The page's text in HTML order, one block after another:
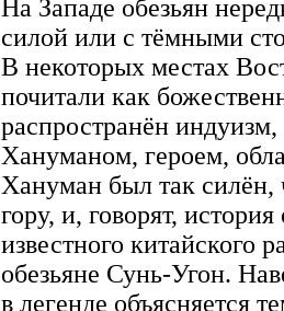
На Западе обезьян
силой или с тёмными
В некоторых местах
почитали как
распространён
Хануманом, героем,
Хануман был так силён,
гору, и, говорят,
известного китайского
обезьяне Сунь-Угон.
в легенде объясняется